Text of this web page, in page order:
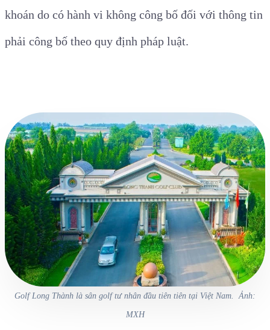
khoán do có hành vi không công bố đối với thông tin
phải công bố theo quy định pháp luật.
Golf Long Thành là sân golf tư nhân đầu tiên tiên tại Việt Nam. Ảnh:
MXH